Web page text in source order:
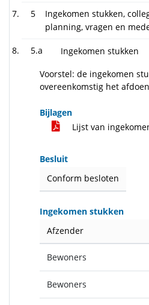
5
Ingekomen stukken,
planning, vragen en
5.a
Ingekomen stukken
Voorstel: de ingekomen
overeenkomstig het
Bijlagen
Lijst van
Besluit
Conform besloten
Ingekomen stukken
Afzender
Bewoners
Bewoners